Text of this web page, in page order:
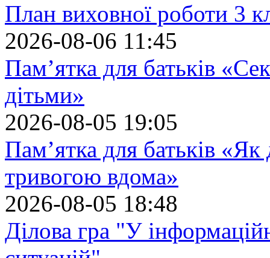
План виховної роботи 3
2026-08-06 11:45
Пам’ятка для батьків
дітьми»
2026-08-05 19:05
Пам’ятка для батьків
тривогою вдома»
2026-08-05 18:48
Ділова гра "У